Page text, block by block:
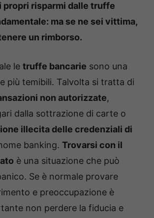
propri risparmi dalle truffe
ma se ne sei vittima,
un rimborso.
le truffe bancarie sono una
più temibili. Talvolta si tratta di
non autorizzate,
dalla sottrazione di carte o
illecita delle credenziali di
banking. Trovarsi con il
è una situazione che può
Se è normale provare
e preoccupazione è
non perdere la fiducia e